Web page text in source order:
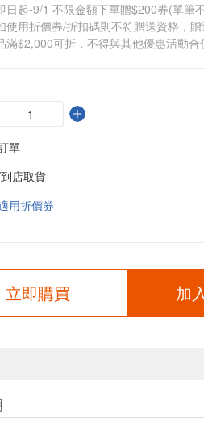
日起-9/1 不限金額下單贈$200券(單筆
使用折價券/折扣碼則不符贈送資格，
滿$2,000可折，不得與其他優惠活動合
單
店取貨
用折價券
立即購買 加